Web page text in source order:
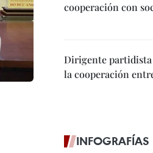
cooperación con
Dirigente
la cooperación
INFOGRAFÍAS